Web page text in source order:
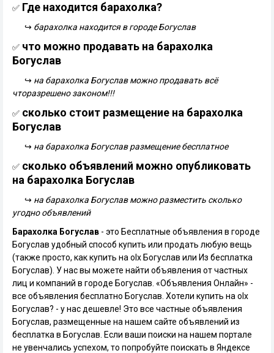
✅ Где находится барахолка?
↪ барахолка находится в городе Богуслав
✅ что можно продавать на барахолка
Богуслав
↪ на барахолка Богуслав можно продавать всё
чторазрешено законом!!!
✅ сколько стоит размещение на барахолка
Богуслав
↪ на барахолка Богуслав размещение бесплатное
✅ сколько объявлений можно опубликовать
на барахолка Богуслав
↪ на барахолка Богуслав можно разместить сколько
угодно объявлений
Барахолка Богуслав - это Бесплатные объявления в городе
Богуслав удобный способ купить или продать любую вещь
(также просто, как купить на olx Богуслав или Из бесплатка
Богуслав). У нас вы можете найти объявления от частных
лиц и компаний в городе Богуслав. «Объявления Онлайн» -
все объявления бесплатно Богуслав. Хотели купить на olx
Богуслав? - у нас дешевле! Это все частные объявления
Богуслав, размещенные на нашем сайте объявлений из
бесплатка в Богуслав. Если ваши поиски на нашем портале
не увенчались успехом, то попробуйте поискать в Яндексе